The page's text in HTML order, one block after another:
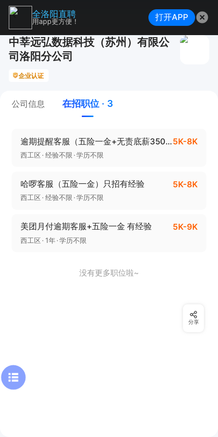
中莘远弘数据科技（苏州）有限公
司洛阳分公司
企业认证
公司信息 在招职位 · 3
逾期提醒客服（五险一金+无责底薪3500+提成）有经验5K-8K
西工区 经验不限 学历不限
哈啰客服（五险一金）只招有经验 5K-8K
西工区 经验不限 学历不限
美团月付逾期客服+五险一金 有经验 5K-9K
西工区 1年 学历不限
没有更多职位啦~
分享
全洛阳直聘
用app更方便！ 打开APP